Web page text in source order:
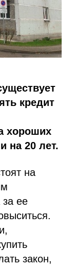
кредит
хороших
на 20 лет.
на
ее
закон,